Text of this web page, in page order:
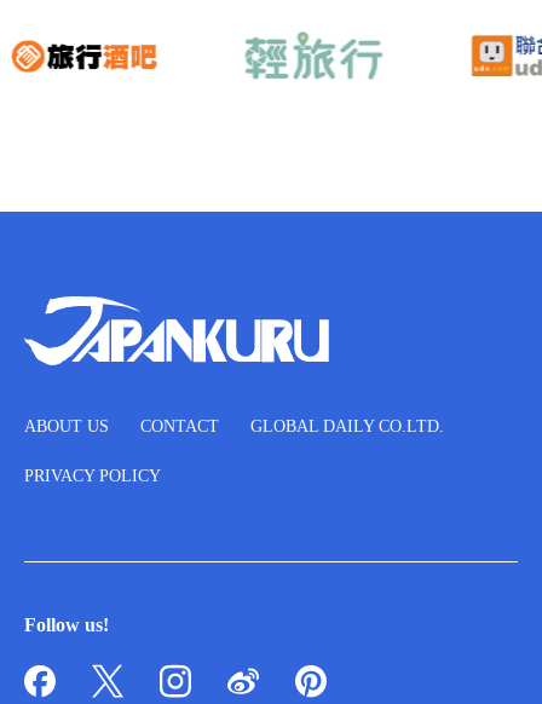
ABOUT US CONTACT GLOBAL DAILY CO.LTD.
PRIVACY POLICY
Follow us!